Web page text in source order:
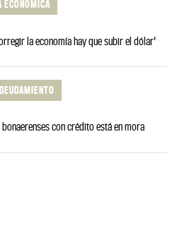
ECONÓMICA
la economía hay que subir el dólar'
con crédito está en mora